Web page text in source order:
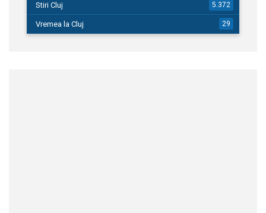
Stiri Cluj 5.372
Vremea la Cluj 29